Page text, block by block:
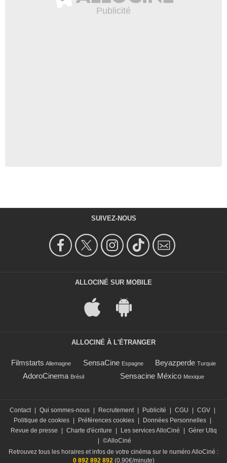
SUIVEZ-NOUS
ALLOCINÉ SUR MOBILE
ALLOCINÉ À L'ÉTRANGER
Filmstarts Allemagne SensaCine Espagne Beyazperde Turquie
AdoroCinema Brésil Sensacine México Mexique
Contact Qui sommes-nous Recrutement Publicité CGU CGV
Politique de cookies
Préférences cookies Données Personnelles
Revue de presse
Charte d'écriture Les services AlloCiné
Gérer Utiq
©AlloCiné
Retrouvez tous les horaires et infos de votre cinéma sur le numéro AlloCiné :
0 892 892 892(0,90€/minute)